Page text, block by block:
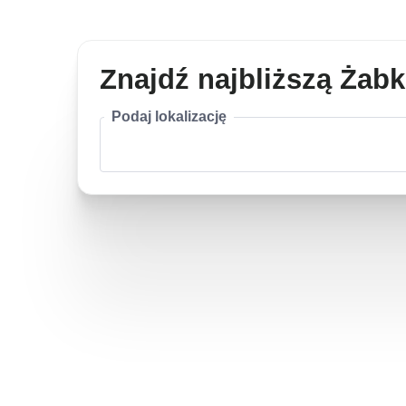
Znajdź najbliższą
Podaj lokalizację